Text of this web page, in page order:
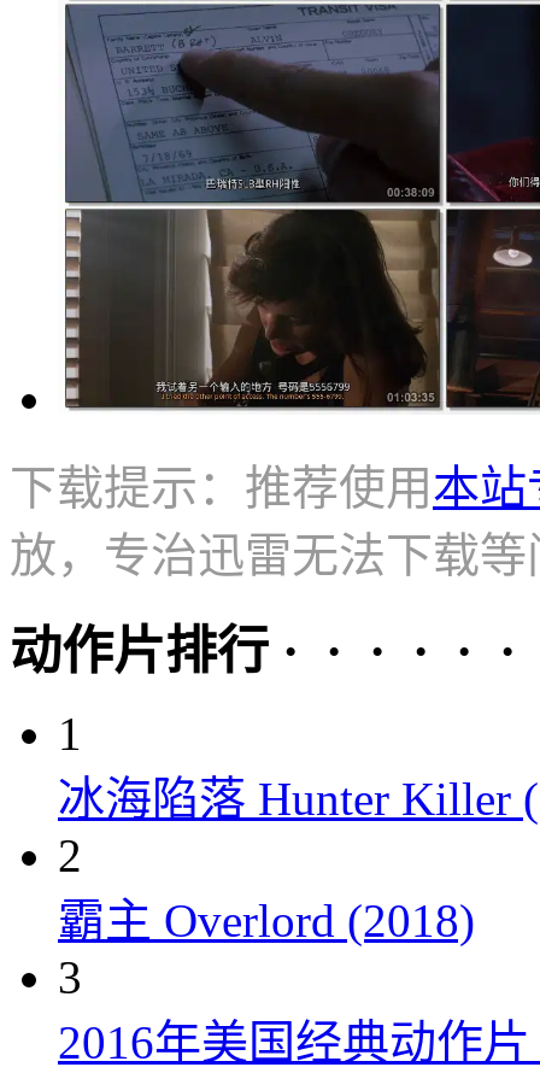
下载提示：推荐使用本站
放，专治迅雷无法下载等
动作片排行 · · · · · ·
1
冰海陷落 Hunter Killer
2
霸主 Overlord (2018)
3
2016年美国经典动作